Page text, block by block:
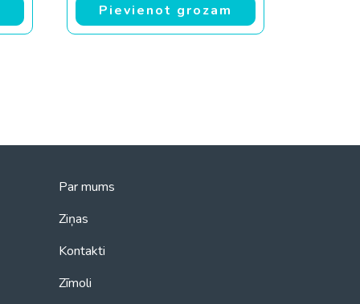
Pievienot grozam
Par mums
Ziņas
Kontakti
Zīmoli